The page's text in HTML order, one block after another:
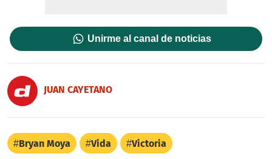
Unirme al canal de noticias
JUAN CAYETANO
Bryan Moya Vida Victoria